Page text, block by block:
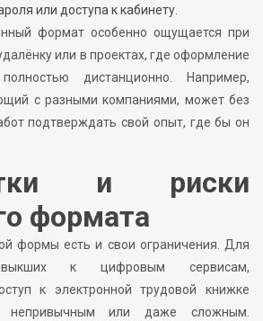
или доступа к кабинету.
формат особенно ощущается при
или в проектах, где оформление
дистанционно. Например,
с разными компаниями, может без
подтверждать свой опыт, где бы он
и риски
формата
формы есть и свои ограничения. Для
к цифровым сервисам,
к электронной трудовой книжке
непривычным или даже сложным.